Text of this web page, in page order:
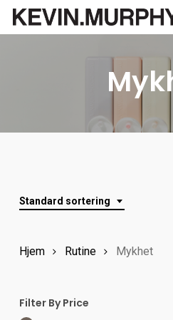
Skip
to
Standard sortering
Hjem Rutine Mykhet
Filter By Price